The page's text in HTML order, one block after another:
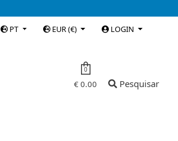
PT EUR (€) LOGIN
0
€ 0.00 Pesquisar